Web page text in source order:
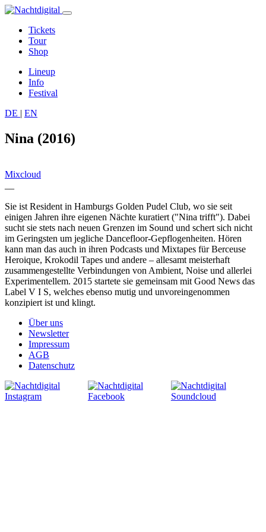
Tickets
Tour
Shop
Lineup
Info
Festival
DE | EN
Nina (2016)
Mixcloud
Sie ist Resident in Hamburgs Golden Pudel Club, wo sie seit
einigen Jahren ihre eigenen Nächte kuratiert ("Nina trifft"). Dabei
sucht sie stets nach neuen Grenzen im Sound und schert sich nicht
im Geringsten um jegliche Dancefloor-Gepflogenheiten. Hören
kann man das auch in ihren Podcasts und Mixtapes für Berceuse
Heroique, Krokodil Tapes und andere – allesamt meisterhaft
zusammengestellte Verbindungen von Ambient, Noise und allerlei
Experimentellem. 2015 startete sie gemeinsam mit Good News das
Label V I S, welches ebenso mutig und unvoreingenommen
konzipiert ist und klingt.
Über uns
Newsletter
Impressum
AGB
Datenschutz